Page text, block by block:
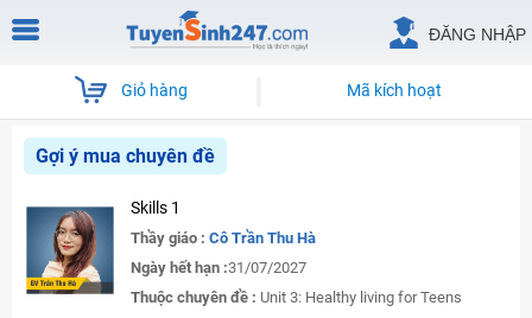
ĐĂNG NHẬP
Giỏ hàng Mã kích hoạt
Gợi ý mua chuyên đề
Skills 1
Thầy giáo : Cô Trần Thu Hà
Ngày hết hạn :31/07/2027
Thuộc chuyên đề : Unit 3: Healthy living for Teens